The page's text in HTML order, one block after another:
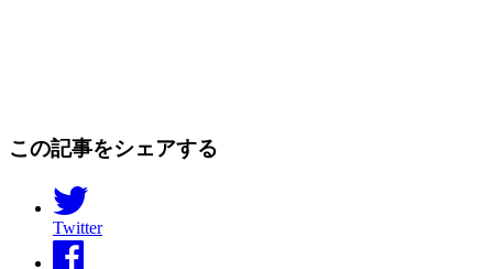
この記事をシェアする
Twitter